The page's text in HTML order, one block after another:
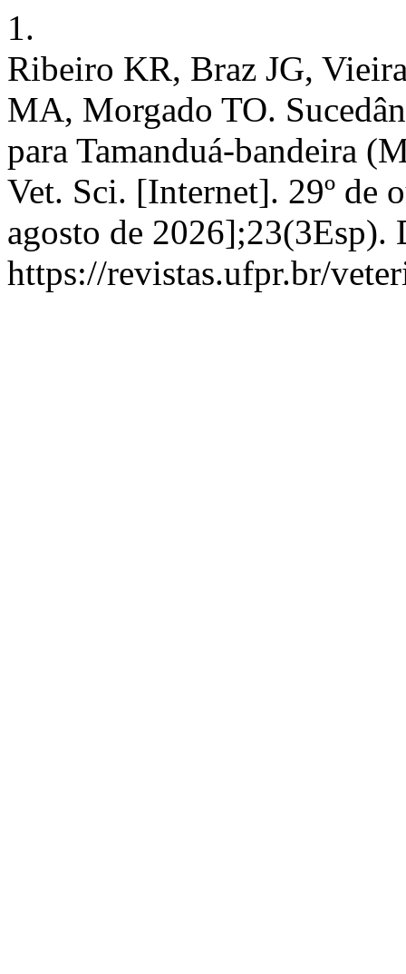
1.
Ribeiro KR, Braz JG,
MA, Morgado TO.
para Tamanduá-bandeira
Vet. Sci. [Internet]. 29º de
agosto de 2026];23(3Esp).
https://revistas.ufpr.br/